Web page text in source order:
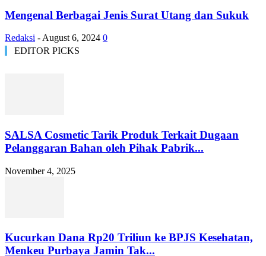
Mengenal Berbagai Jenis Surat Utang dan Sukuk
Redaksi - August 6, 2024 0
EDITOR PICKS
SALSA Cosmetic Tarik Produk Terkait Dugaan
Pelanggaran Bahan oleh Pihak Pabrik...
November 4, 2025
Kucurkan Dana Rp20 Triliun ke BPJS Kesehatan,
Menkeu Purbaya Jamin Tak...